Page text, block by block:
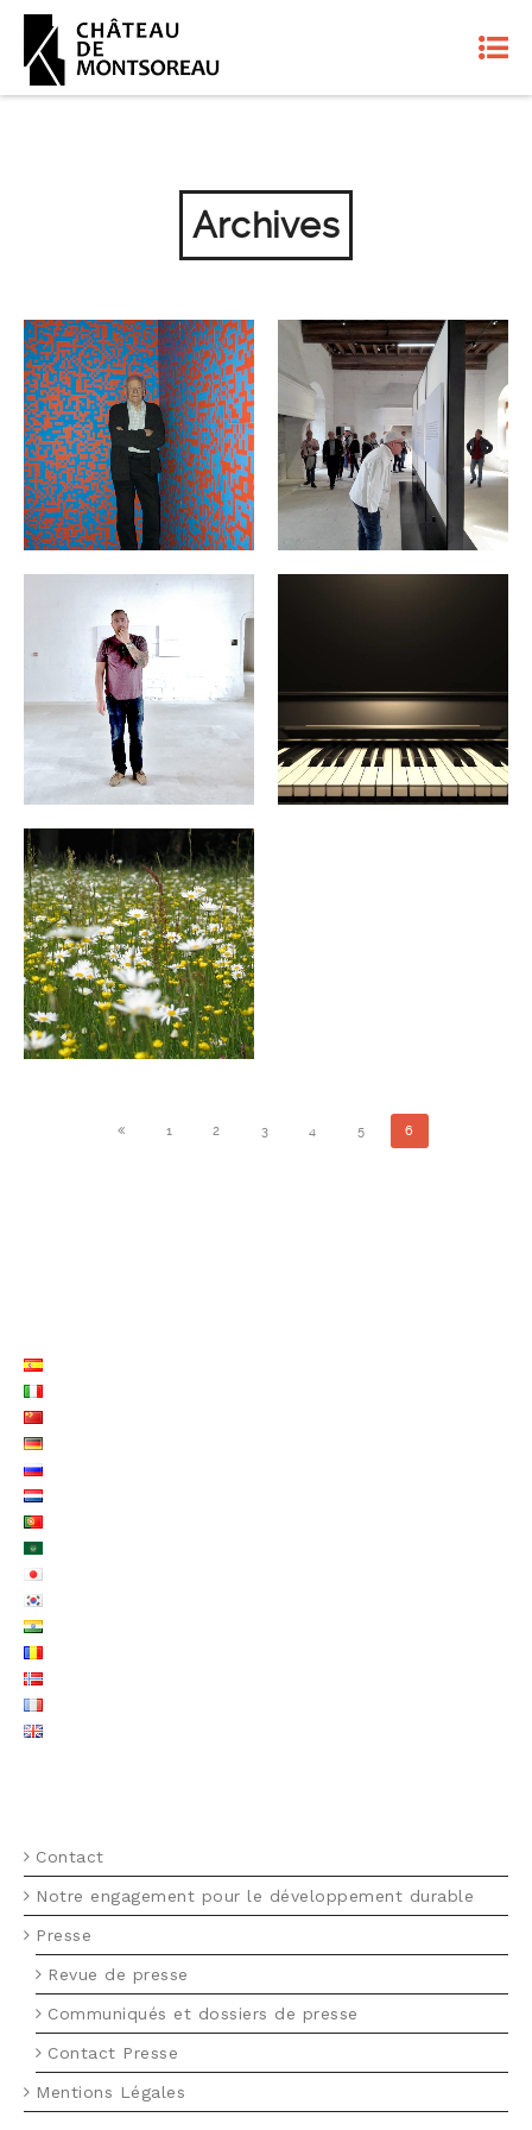
Archives
PRIX FRANÇOIS
MORELLET 17 JUIN 2018
(HORS LES MURS)
ÉVÉNEMENTS ARCHIVES
JOURNÉES EUROPÉENNES
DU PATRIMOINE 15-16
SEPTEMBRE 2018
ÉVÉNEMENTS ARCHIVES
SLOW ART DAY 14 AVRIL
2018
ÉVÉNEMENTS ARCHIVES
2025
ÉVÉNEMENTS ARCHIVES
WILD GARDENS
ÉVÉNEMENTS ARCHIVES
1 2 3 4 5 6
Contact
Notre engagement pour le développement durable
Presse
Revue de presse
Communiqués et dossiers de presse
Contact Presse
Mentions Légales